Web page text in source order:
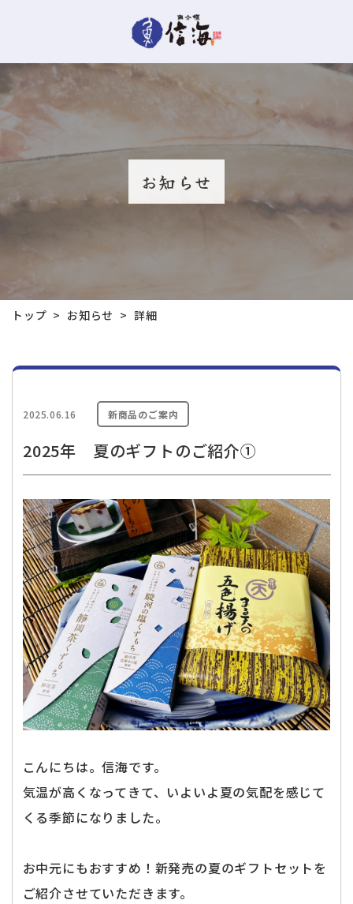
お知らせ
トップ > お知らせ > 詳細
2025.06.16 新商品のご案内
2025年 夏のギフトのご紹介①
こんにちは。信海です。
気温が高くなってきて、いよいよ夏の気配を感じて
くる季節になりました。
お中元にもおすすめ！新発売の夏のギフトセットを
ご紹介させていただきます。